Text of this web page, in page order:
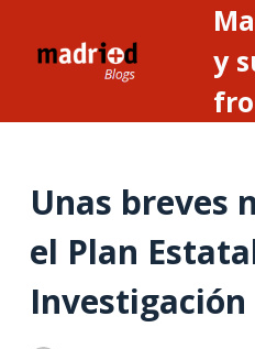
y
Unas breves
el Plan
Investigación